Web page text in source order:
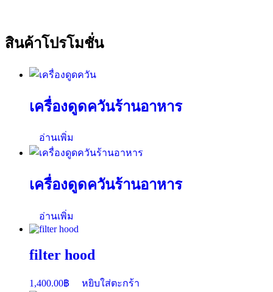
สินค้าโปรโมชั่น
เครื่องดูดควันร้านอาหาร
อ่านเพิ่ม
เครื่องดูดควันร้านอาหาร
อ่านเพิ่ม
filter hood
1,400.00฿ หยิบใส่ตะกร้า